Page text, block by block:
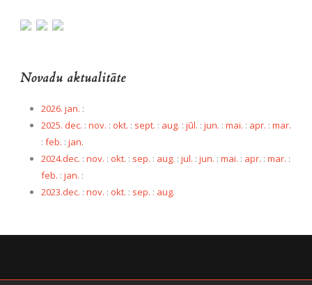
Novadu aktualitāte
2026. jan. :
2025. dec. : nov. : okt. : sept. : aug. : jūl. : jun. : mai. : apr. : mar.
: feb. : jan.
2024.dec. : nov. : okt. : sep. : aug. : jul. : jun. : mai. : apr. : mar. :
feb. : jan. :
2023.dec. : nov. : okt. : sep. : aug.